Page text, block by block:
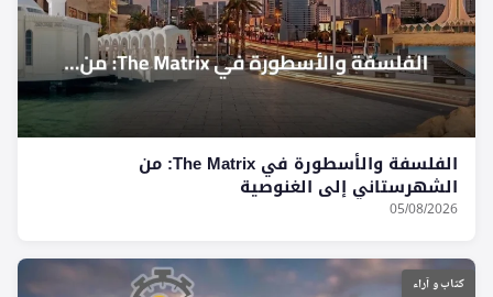
الفلسفة والأسطورة في The Matrix: من
الشهرستاني إلى الغنوصية
05/08/2026
كتاب و آراء